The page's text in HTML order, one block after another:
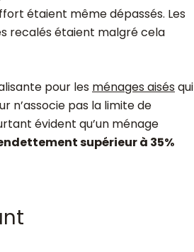
étaient même dépassés. Les
recalés étaient malgré cela
pour les ménages aisésqui
n’associe pas la limite de
évident qu’un ménage
supérieur à 35%